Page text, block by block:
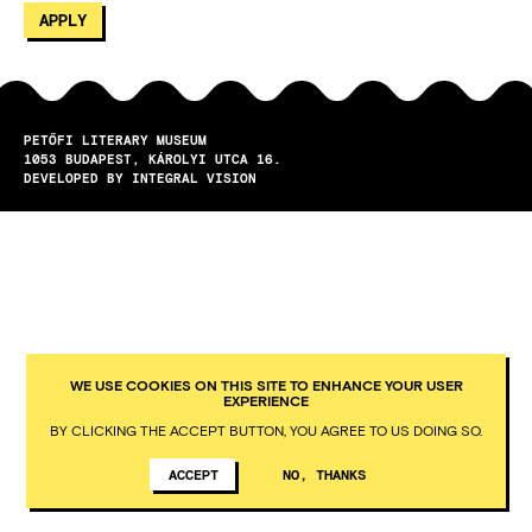
PETŐFI LITERARY MUSEUM
1053
BUDAPEST
KÁROLYI UTCA 16.
DEVELOPED BY INTEGRAL VISION
WE USE COOKIES ON THIS SITE TO ENHANCE YOUR USER
EXPERIENCE
BY CLICKING THE ACCEPT BUTTON, YOU AGREE TO US DOING SO.
ACCEPT NO, THANKS